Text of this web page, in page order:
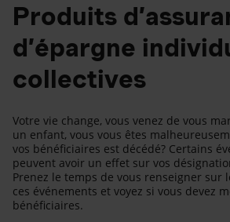
Produits
d’épargne
collectives
Votre vie change, vous venez de vous
un enfant, vous vous êtes
vos bénéficiaires est décédé? Certains
peuvent avoir un effet sur vos
Prenez le temps de vous renseigner sur
ces événements et voyez si vous devez
bénéficiaires.